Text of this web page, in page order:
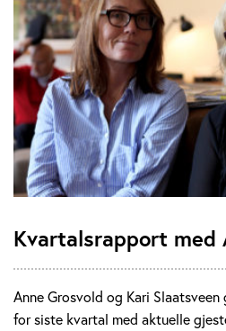
Kvartalsrapport med
Anne Grosvold og Kari
for siste kvartal med aktuelle